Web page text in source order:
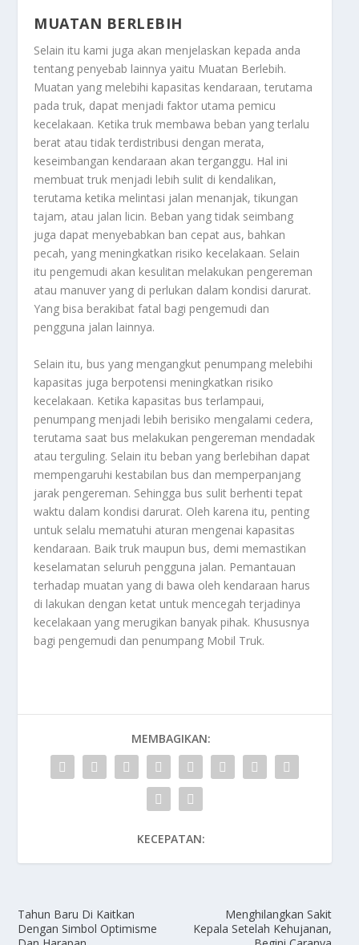
MUATAN BERLEBIH
Selain itu kami juga akan menjelaskan kepada anda
tentang penyebab lainnya yaitu Muatan Berlebih.
Muatan yang melebihi kapasitas kendaraan, terutama
pada truk, dapat menjadi faktor utama pemicu
kecelakaan. Ketika truk membawa beban yang terlalu
berat atau tidak terdistribusi dengan merata,
keseimbangan kendaraan akan terganggu. Hal ini
membuat truk menjadi lebih sulit di kendalikan,
terutama ketika melintasi jalan menanjak, tikungan
tajam, atau jalan licin. Beban yang tidak seimbang
juga dapat menyebabkan ban cepat aus, bahkan
pecah, yang meningkatkan risiko kecelakaan. Selain
itu pengemudi akan kesulitan melakukan pengereman
atau manuver yang di perlukan dalam kondisi darurat.
Yang bisa berakibat fatal bagi pengemudi dan
pengguna jalan lainnya.
Selain itu, bus yang mengangkut penumpang melebihi
kapasitas juga berpotensi meningkatkan risiko
kecelakaan. Ketika kapasitas bus terlampaui,
penumpang menjadi lebih berisiko mengalami cedera,
terutama saat bus melakukan pengereman mendadak
atau terguling. Selain itu beban yang berlebihan dapat
mempengaruhi kestabilan bus dan memperpanjang
jarak pengereman. Sehingga bus sulit berhenti tepat
waktu dalam kondisi darurat. Oleh karena itu, penting
untuk selalu mematuhi aturan mengenai kapasitas
kendaraan. Baik truk maupun bus, demi memastikan
keselamatan seluruh pengguna jalan. Pemantauan
terhadap muatan yang di bawa oleh kendaraan harus
di lakukan dengan ketat untuk mencegah terjadinya
kecelakaan yang merugikan banyak pihak. Khususnya
bagi pengemudi dan penumpang Mobil Truk.
MEMBAGIKAN:
KECEPATAN:
Tahun Baru Di Kaitkan
Dengan Simbol Optimisme
Menghilangkan Sakit
Kepala Setelah Kehujanan,